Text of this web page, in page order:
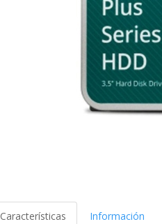
Características Información